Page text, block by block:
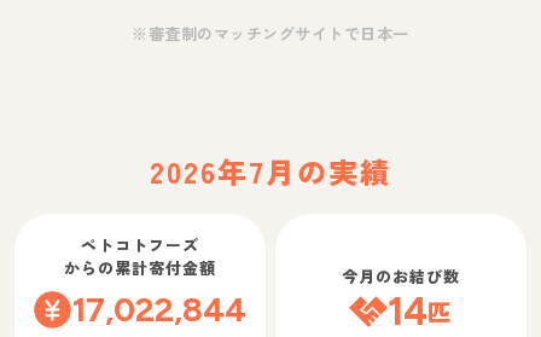
※審査制のマッチングサイトで日本一
2026年7月の実績
ペトコトフーズ
からの累計寄付金額
17,022,844
今月のお結び数
14匹